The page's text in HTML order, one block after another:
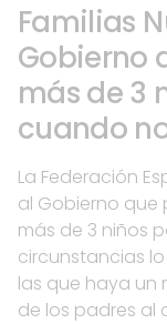
Familias
Gobierno
más de 3
cuando
La Federación
al Gobierno que
más de 3 niños
circunstancias
las que haya un
de los padres al